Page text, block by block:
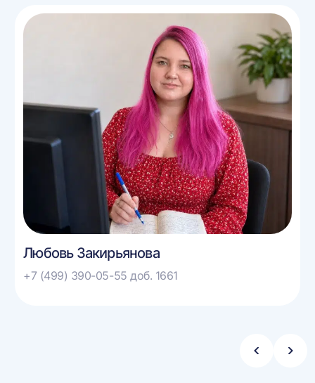
Любовь Закирьянова
+7 (499) 390-05-55 доб. 1661
Стрелка